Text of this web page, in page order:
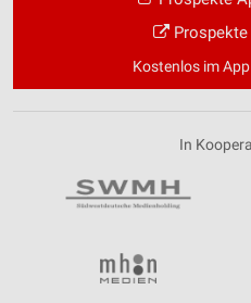
Kostenlos im
In